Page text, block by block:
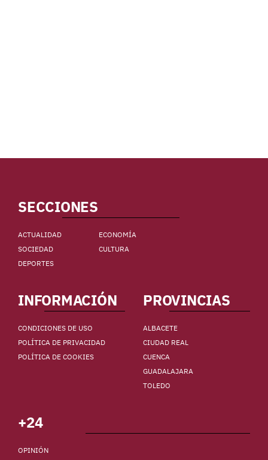
SECCIONES
ACTUALIDAD
ECONOMÍA
SOCIEDAD
CULTURA
DEPORTES
INFORMACIÓN
CONDICIONES DE USO
POLÍTICA DE PRIVACIDAD
POLÍTICA DE COOKIES
PROVINCIAS
ALBACETE
CIUDAD REAL
CUENCA
GUADALAJARA
TOLEDO
+24
OPINIÓN